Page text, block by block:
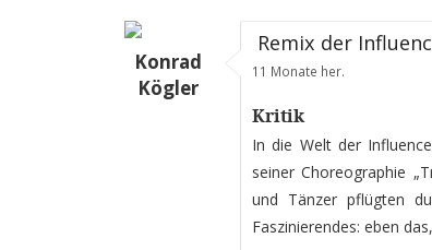
Konrad
Kögler
Remix der
11 Monate her.
Kritik
In die Welt der
seiner Choreographie
und Tänzer pflügten
Faszinierendes: eben